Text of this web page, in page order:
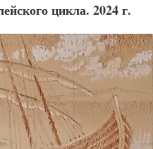
цикла. 2024 г.